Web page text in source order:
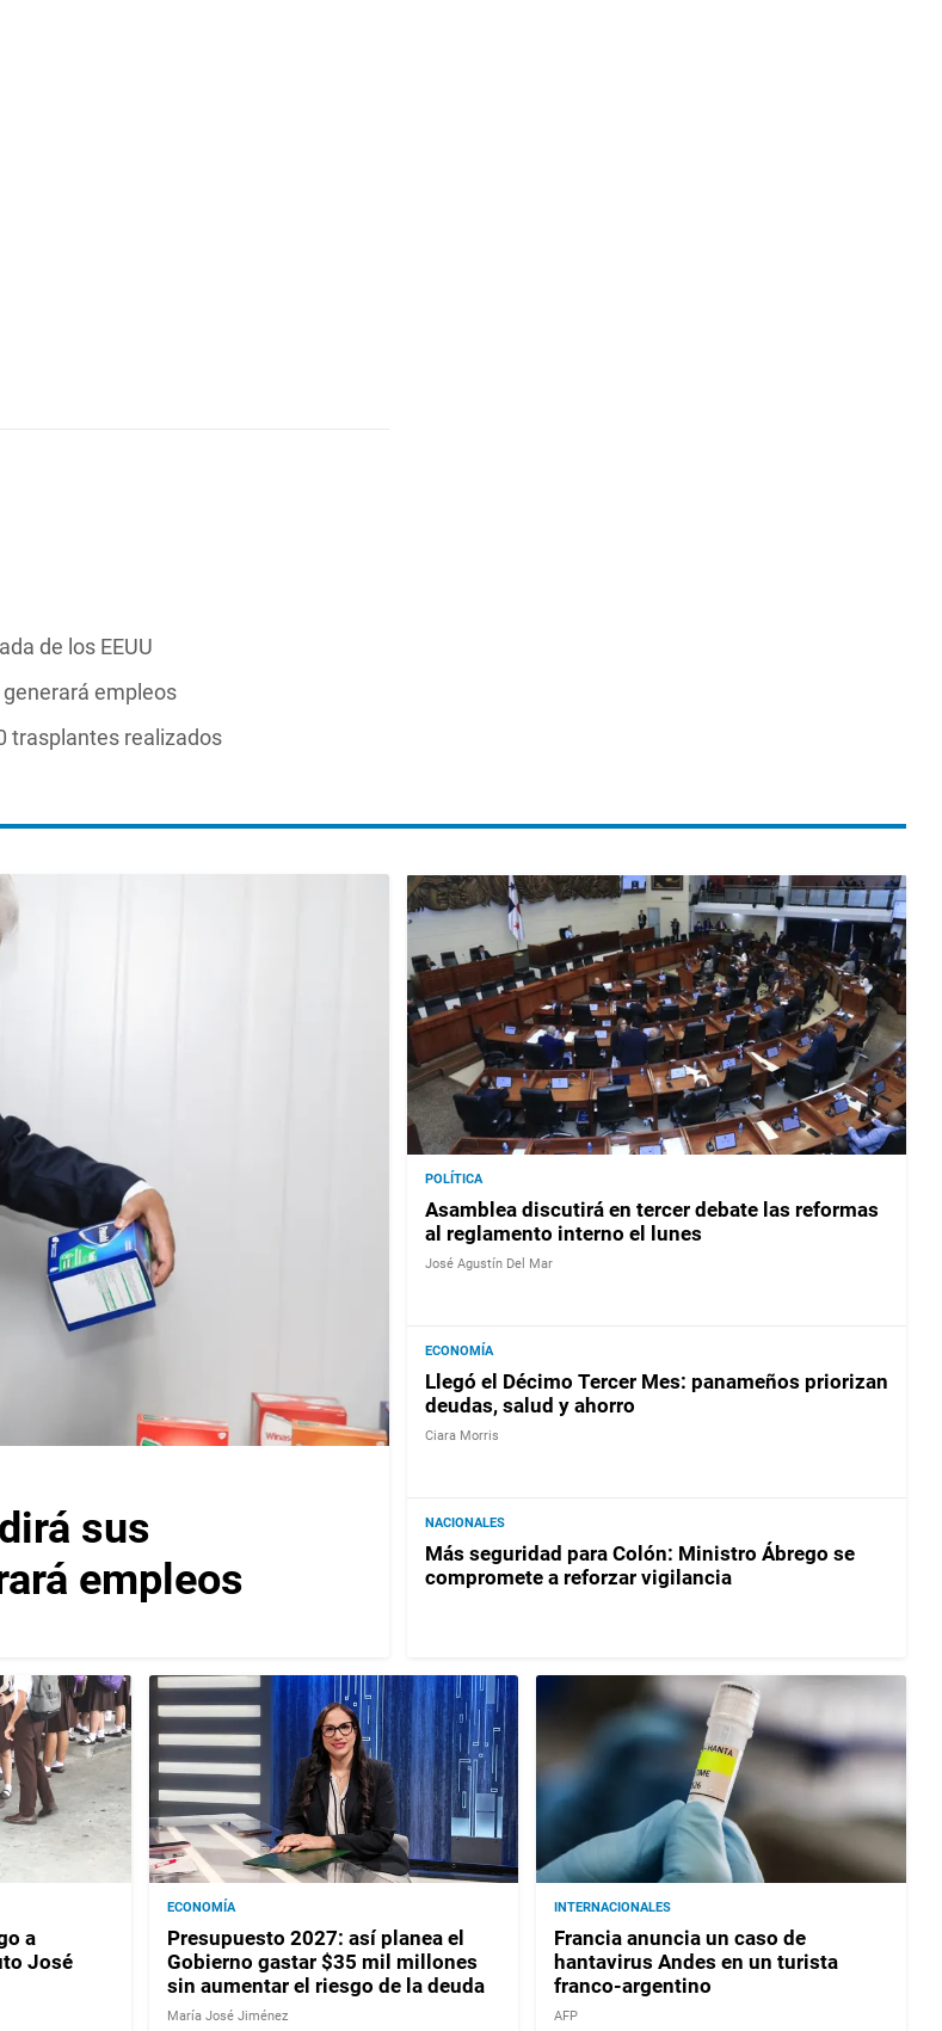
de los EEUU
empleos
trasplantes realizados
sus
empleos
POLÍTICA
Asamblea discutirá en tercer debate las reformas
al reglamento interno el lunes
José Agustín Del Mar
ECONOMÍA
Llegó el Décimo Tercer Mes: panameños priorizan
deudas, salud y ahorro
Ciara Morris
NACIONALES
Más seguridad para Colón: Ministro Ábrego se
compromete a reforzar vigilancia
a
José
ECONOMÍA
Presupuesto 2027: así planea el
Gobierno gastar $35 mil millones
sin aumentar el riesgo de la deuda
María José Jiménez
INTERNACIONALES
Francia anuncia un caso de
hantavirus Andes en un turista
franco-argentino
AFP